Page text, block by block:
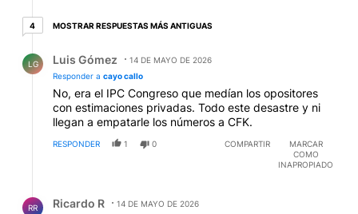
44 respuestas más antiguas
MOSTRAR RESPUESTAS MÁS ANTIGUAS
LG Luis Gómez
14 DE MAYO DE 2026
Responder a cayo callo
No, era el IPC Congreso que medían los opositores
con estimaciones privadas. Todo este desastre y ni
llegan a empatarle los números a CFK.
RESPONDER 1 0 COMPARTIR
MARCAR
COMO
INAPROPIADO
RR Ricardo R
14 DE MAYO DE 2026